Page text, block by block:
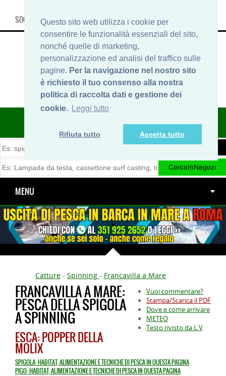
Questo sito web utilizza i cookie per
consentire le funzionalità essenziali del sito,
nonché quelle di marketing,
personalizzazione ed analisi del traffico sulle
pagine. Per la navigazione nel nostro sito
è richiesto il tuo consenso alla nostra
politica di raccolta dati e gestione dei
cookie. Leggi tutto
Rifiuta tutto Accetta tutto
SOCIAL, INFO & SHOP
ITINERARIDIPESCA.IT
MENU
Catture - Spinning - Francavilla a Mare
Vuoi commentare?
Stampa/Scarica il PDF
Dove e come arrivare
METEO
Testo rivisto da L.V
FRANCAVILLA A MARE:
PESCA DELLA SPIGOLA
A SPINNING
ESCA: POPPER DELLA
MOLIX
SPIGOLA: HABITAT, ALIMENTAZIONE E TECNICHE DI PESCA IN QUESTA PAGINA
PIGO: HABITAT, ALIMENTAZIONE E TECNICHE DI PESCA IN QUESTA PAGINA